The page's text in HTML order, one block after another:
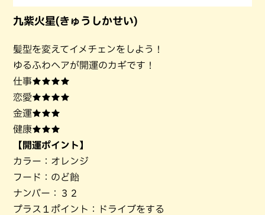
九紫火星(きゅうしかせい)
髪型を変えてイメチェンをしよう！
ゆるふわヘアが開運のカギです！
仕事★★★★
恋愛★★★★
金運★★★
健康★★★
【開運ポイント】
カラー：オレンジ
フード：のど飴
ナンバー：３２
プラス１ポイント：ドライブをする